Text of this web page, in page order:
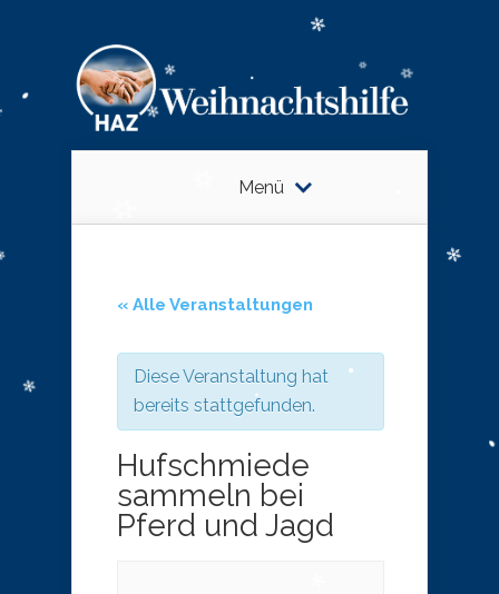
Menü
« Alle Veranstaltungen
Diese Veranstaltung hat
bereits stattgefunden.
Hufschmiede
sammeln bei
Pferd und Jagd